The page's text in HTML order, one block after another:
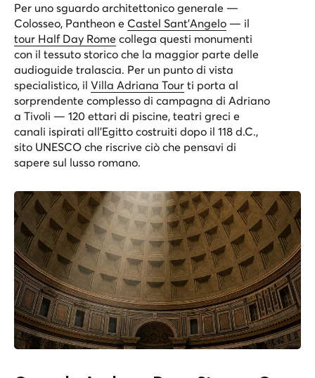
Per uno sguardo architettonico generale —
Colosseo, Pantheon e Castel Sant’Angelo — il
tour Half Day Rome collega questi monumenti
con il tessuto storico che la maggior parte delle
audioguide tralascia. Per un punto di vista
specialistico, il Villa Adriana Tour ti porta al
sorprendente complesso di campagna di Adriano
a Tivoli — 120 ettari di piscine, teatri greci e
canali ispirati all’Egitto costruiti dopo il 118 d.C.,
sito UNESCO che riscrive ciò che pensavi di
sapere sul lusso romano.